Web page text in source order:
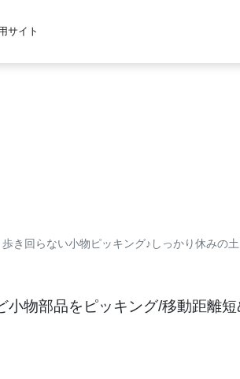
サイト
き回らない小物ピッキング♪ しっかり休みの
小物部品をピッキング/移動距離